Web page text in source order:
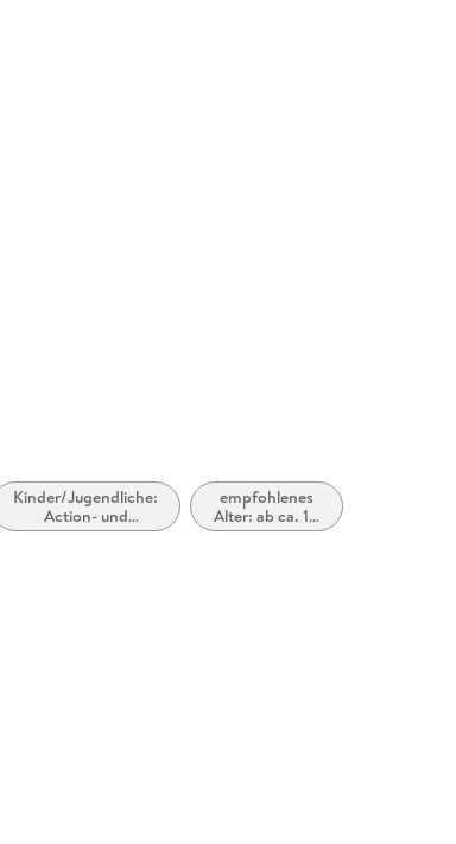
Kinder/Jugendliche:
Action- und
Abenteuergeschichten
empfohlenes
Alter: ab ca. 14
Jahre